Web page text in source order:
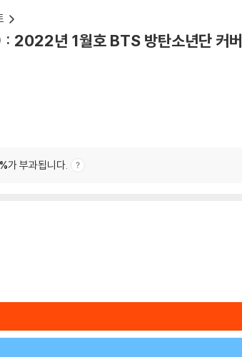
2022년 1월호 BTS 방탄소년단 커버
가 부과됩니다.